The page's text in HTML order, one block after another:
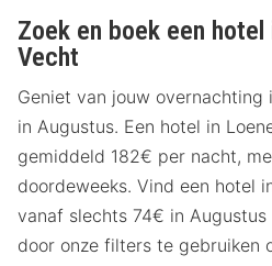
Zoek en boek een hotel
Vecht
Geniet van jouw overnachting
in Augustus. Een hotel in
gemiddeld 182€ per nacht,
doordeweeks. Vind een hotel
vanaf slechts 74€ in
door onze filters te gebruiken